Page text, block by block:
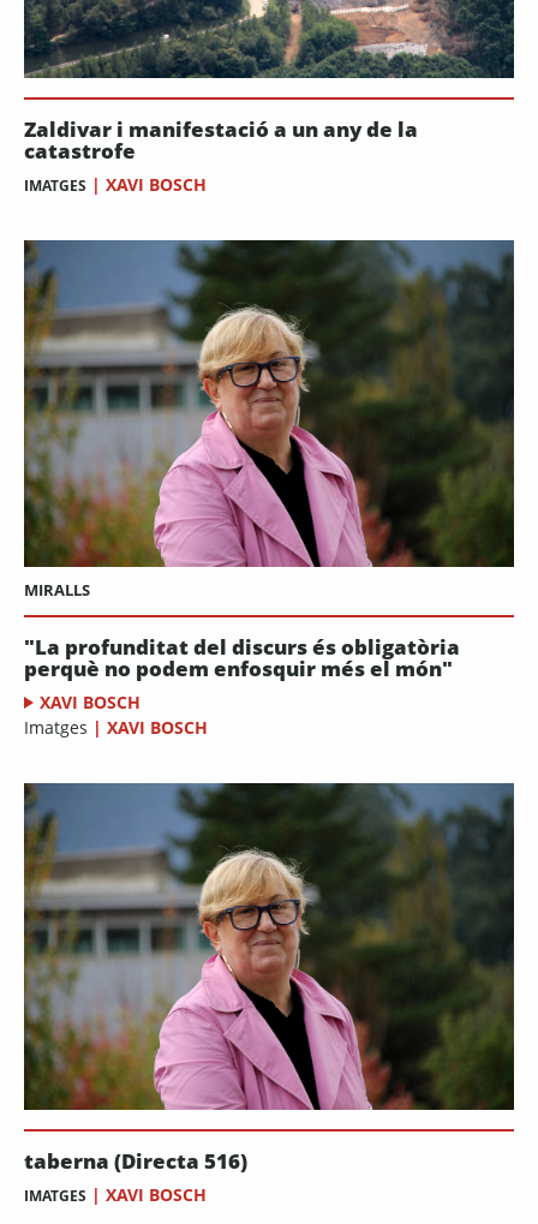
Zaldivar i manifestació a un any de la
catastrofe
IMATGES | XAVI BOSCH
MIRALLS
"La profunditat del discurs és obligatòria
perquè no podem enfosquir més el món"
XAVI BOSCH
Imatges | XAVI BOSCH
taberna (Directa 516)
IMATGES | XAVI BOSCH